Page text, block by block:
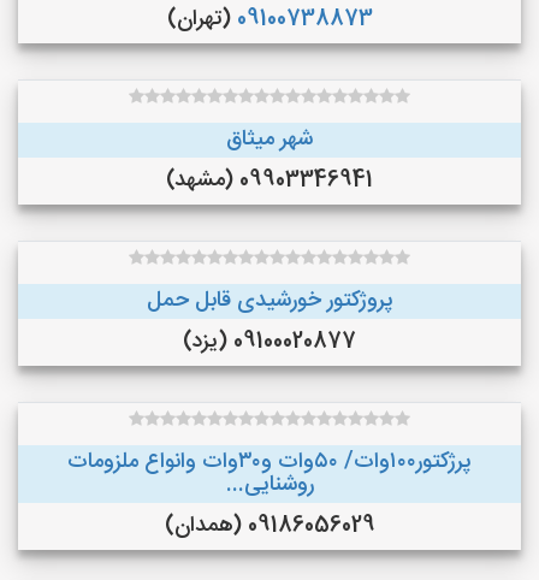
09100738873 (تهران)
شهر میثاق
09903346941 (مشهد)
پروژکتور خورشیدی قابل حمل
09100020877 (یزد)
پرژکتور۱۰۰وات/ ۵۰وات و۳۰وات وانواع ملزومات
روشنایی...
09186056029 (همدان)